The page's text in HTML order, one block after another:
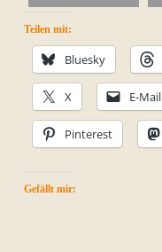
Teilen mit:
Bluesky
X E-Mail
Pinterest
Gefällt mir: